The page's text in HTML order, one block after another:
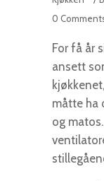
0
For få år
ansett
måtte ha
og